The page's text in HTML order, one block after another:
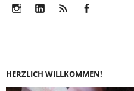
HERZLICH WILLKOMMEN!